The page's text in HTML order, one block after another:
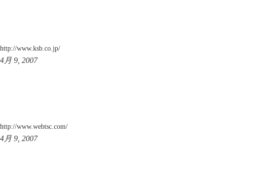
http://www.ksb.co.jp/
4月 9, 2007
http://www.webtsc.com/
4月 9, 2007